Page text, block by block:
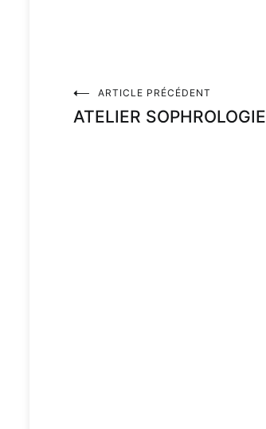
ARTICLE PRÉCÉDENT
ATELIER SOPHROLOGIE